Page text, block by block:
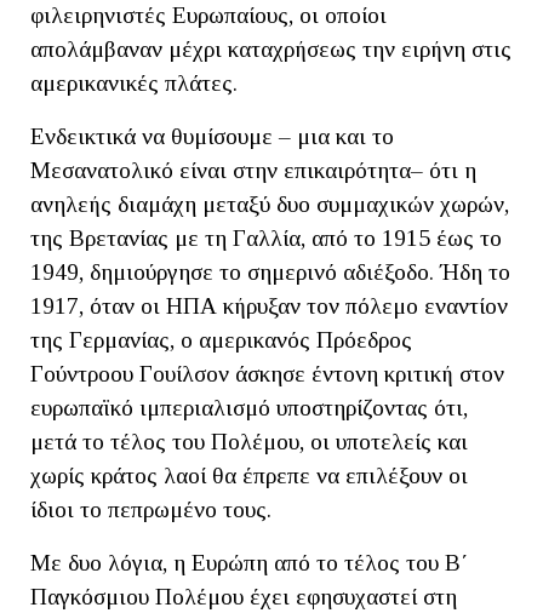
φιλειρηνιστές Ευρωπαίους, οι οποίοι
απολάμβαναν μέχρι καταχρήσεως την ειρήνη στις
αμερικανικές πλάτες.
Ενδεικτικά να θυμίσουμε – μια και το
Μεσανατολικό είναι στην επικαιρότητα– ότι η
ανηλεής διαμάχη μεταξύ δυο συμμαχικών χωρών,
της Βρετανίας με τη Γαλλία, από το 1915 έως το
1949, δημιούργησε το σημερινό αδιέξοδο. Ήδη το
1917, όταν οι ΗΠΑ κήρυξαν τον πόλεμο εναντίον
της Γερμανίας, ο αμερικανός Πρόεδρος
Γούντροου Γουίλσον άσκησε έντονη κριτική στον
ευρωπαϊκό ιμπεριαλισμό υποστηρίζοντας ότι,
μετά το τέλος του Πολέμου, οι υποτελείς και
χωρίς κράτος λαοί θα έπρεπε να επιλέξουν οι
ίδιοι το πεπρωμένο τους.
Με δυο λόγια, η Ευρώπη από το τέλος του Β΄
Παγκόσμιου Πολέμου έχει εφησυχαστεί στη